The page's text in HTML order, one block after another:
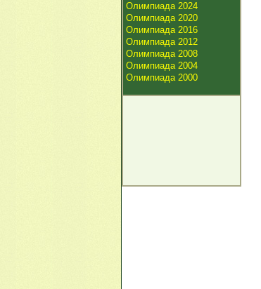
Олимпиада 2024
Олимпиада 2020
Олимпиада 2016
Олимпиада 2012
Олимпиада 2008
Олимпиада 2004
Олимпиада 2000